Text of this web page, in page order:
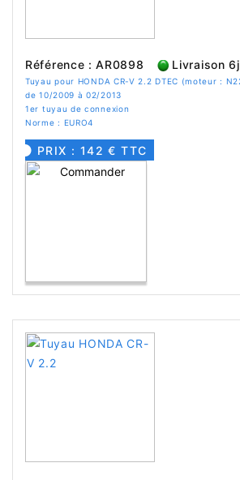
Référence : AR0898 Livraison 6j
Tuyau pour HONDA CR-V 2.2 DTEC (moteur :
de 10/2009 à 02/2013
1er tuyau de connexion
Norme : EURO4
PRIX : 142 € TTC